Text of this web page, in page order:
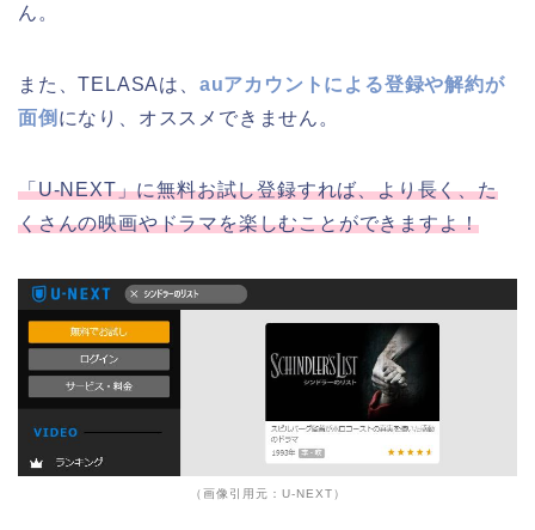
ん。
また、TELASAは、 auアカウントによる登録や解約が
面倒 になり、オススメできません。
「U-NEXT」に無料お試し登録すれば、より長く、た
くさんの映画やドラマを楽しむことができますよ！
（画像引用元：U-NEXT）